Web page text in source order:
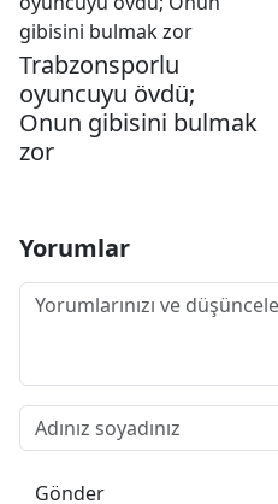
Trabzonsporlu
oyuncuyu övdü;
Onun gibisini bulmak
zor
Yorumlar
Gönder